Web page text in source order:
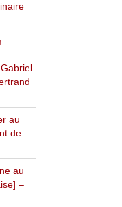
au
de
au
–